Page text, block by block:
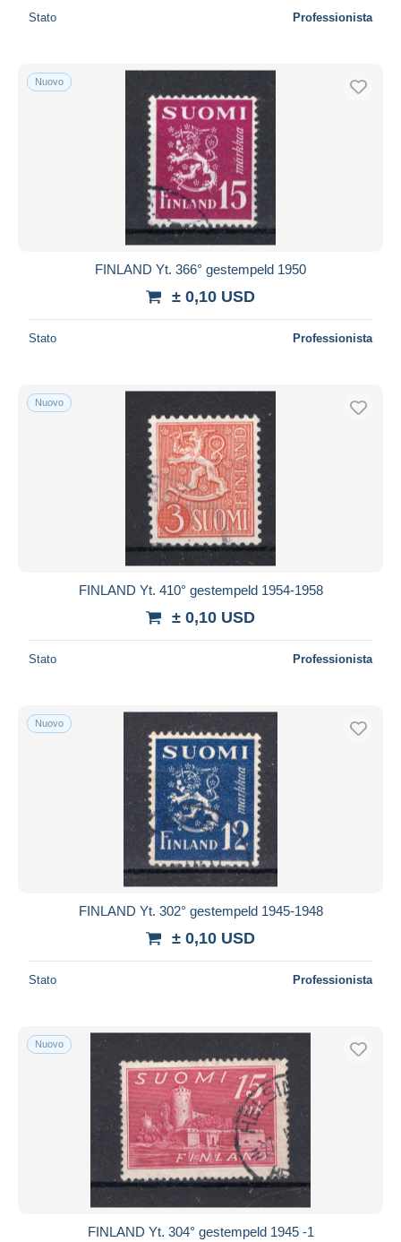
Stato Professionista
Nuovo
FINLAND Yt. 366° gestempeld 1950
± 0,10 USD
Stato Professionista
Nuovo
FINLAND Yt. 410° gestempeld 1954-1958
± 0,10 USD
Stato Professionista
Nuovo
FINLAND Yt. 302° gestempeld 1945-1948
± 0,10 USD
Stato Professionista
Nuovo
FINLAND Yt. 304° gestempeld 1945 -1